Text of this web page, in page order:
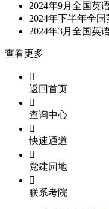
2024年9月全国英
2024年下半年全
2024年3月全国英
查看更多

返回首页

查询中心

快速通道

党建园地

联系考院